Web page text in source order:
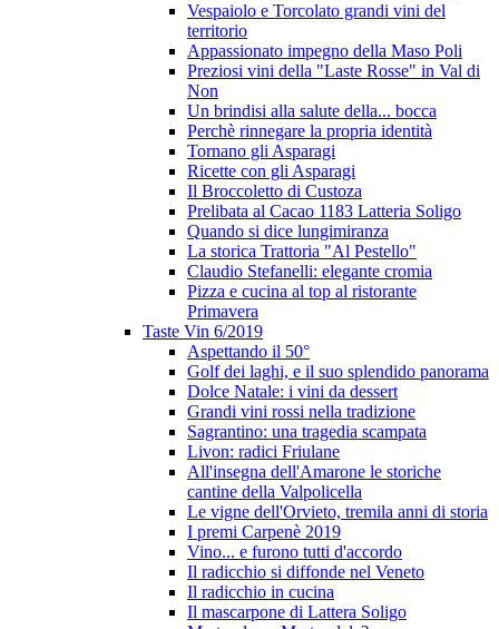
Vespaiolo e Torcolato grandi vini del
territorio
Appassionato impegno della Maso Poli
Preziosi vini della "Laste Rosse" in Val di
Non
Un brindisi alla salute della... bocca
Perchè rinnegare la propria identità
Tornano gli Asparagi
Ricette con gli Asparagi
Il Broccoletto di Custoza
Prelibata al Cacao 1183 Latteria Soligo
Quando si dice lungimiranza
La storica Trattoria "Al Pestello"
Claudio Stefanelli: elegante cromia
Pizza e cucina al top al ristorante
Primavera
Taste Vin 6/2019
Aspettando il 50°
Golf dei laghi, e il suo splendido panorama
Dolce Natale: i vini da dessert
Grandi vini rossi nella tradizione
Sagrantino: una tragedia scampata
Livon: radici Friulane
All'insegna dell'Amarone le storiche
cantine della Valpolicella
Le vigne dell'Orvieto, tremila anni di storia
I premi Carpenè 2019
Vino... e furono tutti d'accordo
Il radicchio si diffonde nel Veneto
Il radicchio in cucina
Il mascarpone di Lattera Soligo